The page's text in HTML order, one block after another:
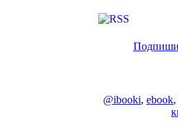
@ibooki, ebook,